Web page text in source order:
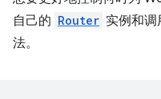
自己的 Router 实例和调
法。